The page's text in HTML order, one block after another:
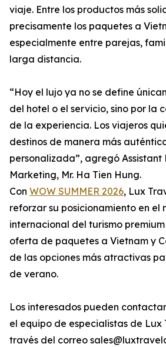
viaje. Entre los productos más
precisamente los paquetes a
especialmente entre parejas,
larga distancia.
“Hoy el lujo ya no se define
del hotel o el servicio, sino por la
de la experiencia. Los viajeros
destinos de manera más
personalizada”, agregó Assistant
Marketing, Mr. Ha Tien Hung.
Con WOW SUMMER 2026, Lux
reforzar su posicionamiento en el
internacional del turismo
oferta de paquetes a Vietnam y
de las opciones más atractivas
de verano.
Los interesados pueden
el equipo de especialistas de Lux
través del correo